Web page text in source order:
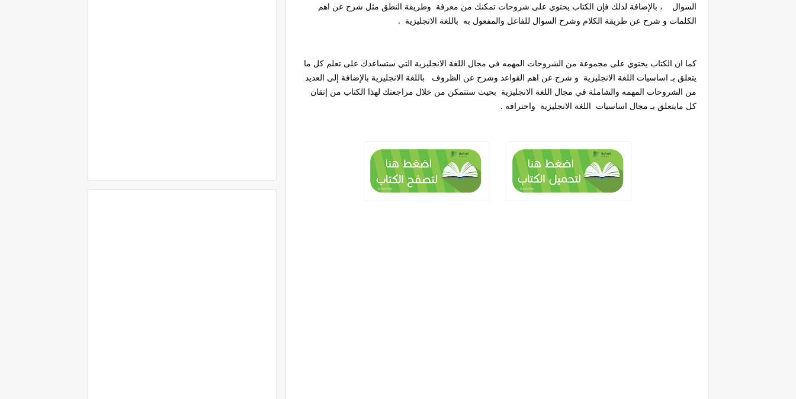
السوال ، بالإضافة لذلك فإن الكتاب يحتوي على شروحات تمكنك من معرفة وطريقة النطق مثل شرح عن اهم
الكلمات و شرح عن طريقة الكلام وشرح السوال للفاعل والمفعول به باللغة الانجليزية .
كما ان الكتاب يحتوي على مجموعة من الشروحات المهمه في مجال اللغة الانجليزية التي ستساعدك على تعلم كل ما
يتعلق بـ اساسيات اللغة الانجليزية و شرح عن اهم القواعد وشرح عن الظروف باللغة الانجليزية بالإضافة إلى العديد
من الشروحات المهمه والشاملة في مجال اللغة الانجليزية بحيث ستتمكن من خلال مراجعتك لهذا الكتاب من إتقان
كل مايتعلق بـ مجال اساسيات اللغة الانجليزية واحترافه .